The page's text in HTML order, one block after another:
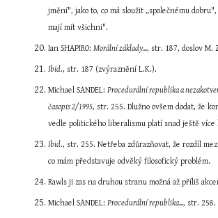
jmění", jako to, co má sloužit „společnému
mají mít všichni".
Ian SHAPIRO: Morální základy..., str. 187, doslov M.
Ibid., str. 187 (zvýraznění L.K.).
Michael SANDEL: Procedurální republika a
časopis 2/1995, str. 255. Dlužno ovšem dodat, že
vedle politického liberalismu platí snad ještě
Ibid., str. 255. Netřeba zdůrazňovat, že rozdíl
co mám představuje odvěký filosofický problém.
Rawls ji zas na druhou stranu možná až příliš
Michael SANDEL: Procedurální republika..., str. 258.